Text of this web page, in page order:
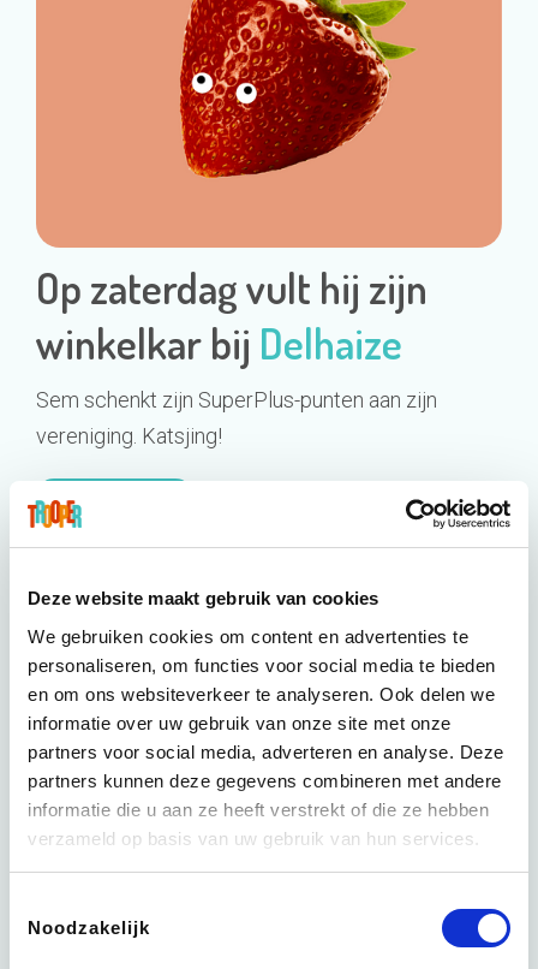
Deze website maakt gebruik van cookies
We gebruiken cookies om content en advertenties te
personaliseren, om functies voor social media te bieden
en om ons websiteverkeer te analyseren. Ook delen we
informatie over uw gebruik van onze site met onze
partners voor social media, adverteren en analyse. Deze
partners kunnen deze gegevens combineren met andere
informatie die u aan ze heeft verstrekt of die ze hebben
verzameld op basis van uw gebruik van hun services.
Noodzakelijk
Op zaterdag vult hij zijn
winkelkar bij Delhaize
Sem schenkt zijn SuperPlus-punten aan zijn
vereniging. Katsjing!
Ontdek hoe